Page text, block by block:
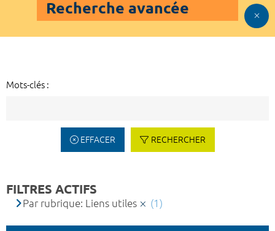
Recherche avancée
Mots-clés :
EFFACER RECHERCHER
FILTRES ACTIFS
Par rubrique: Liens utiles (1)